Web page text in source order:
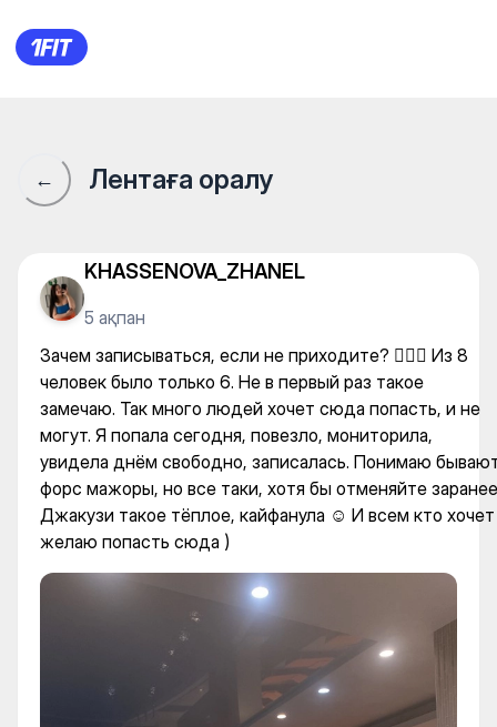
Health Club Saad Hotel
← Лентаға оралу
KHASSENOVA_ZHANEL
5 ақпан
Зачем записываться, если не приходите? 🤷🏻‍♀️ Из 8
человек было только 6. Не в первый раз такое
замечаю. Так много людей хочет сюда попасть, и не
могут. Я попала сегодня, повезло, мониторила,
увидела днём свободно, записалась. Понимаю
форс мажоры, но все таки, хотя бы отменяйте заранее
Джакузи такое тёплое, кайфанула ☺️ И всем кто хочет
желаю попасть сюда )